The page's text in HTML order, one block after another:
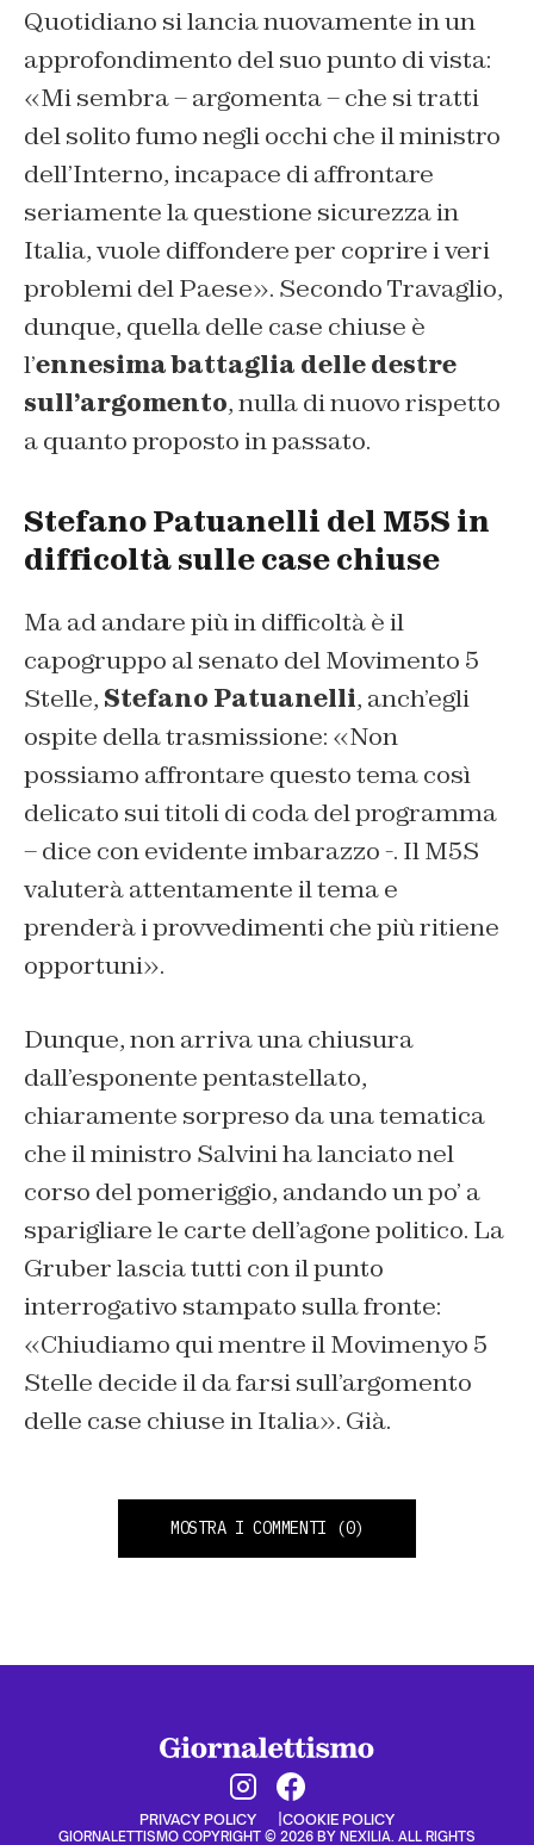
Quotidiano si lancia nuovamente in un
approfondimento del suo punto di vista:
«Mi sembra – argomenta – che si tratti
del solito fumo negli occhi che il ministro
dell’Interno, incapace di affrontare
seriamente la questione sicurezza in
Italia, vuole diffondere per coprire i veri
problemi del Paese». Secondo Travaglio,
dunque, quella delle case chiuse è
l’ennesima battaglia delle destre
sull’argomento, nulla di nuovo rispetto
a quanto proposto in passato.
Stefano Patuanelli del M5S in
difficoltà sulle case chiuse
Ma ad andare più in difficoltà è il
capogruppo al senato del Movimento 5
Stelle, Stefano Patuanelli, anch’egli
ospite della trasmissione: «Non
possiamo affrontare questo tema così
delicato sui titoli di coda del programma
– dice con evidente imbarazzo -. Il M5S
valuterà attentamente il tema e
prenderà i provvedimenti che più ritiene
opportuni».
Dunque, non arriva una chiusura
dall’esponente pentastellato,
chiaramente sorpreso da una tematica
che il ministro Salvini ha lanciato nel
corso del pomeriggio, andando un po’ a
sparigliare le carte dell’agone politico. La
Gruber lascia tutti con il punto
interrogativo stampato sulla fronte:
«Chiudiamo qui mentre il Movimenyo 5
Stelle decide il da farsi sull’argomento
delle case chiuse in Italia». Già.
MOSTRA I COMMENTI (0)
PRIVACY POLICY COOKIE POLICY
GIORNALETTISMO COPYRIGHT © 2026 BY NEXILIA. ALL RIGHTS